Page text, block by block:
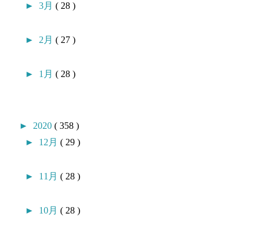
►3月( 28 )
► 2月( 27 )
► 1月( 28 )
► 2020( 358 )
► 12月( 29 )
► 11月( 28 )
► 10月( 28 )